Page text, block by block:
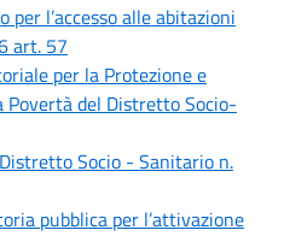
l’accesso alle abitazioni
art. 57
per la Protezione e
Povertà del Distretto Socio-
Socio - Sanitario n.
pubblica per l’attivazione